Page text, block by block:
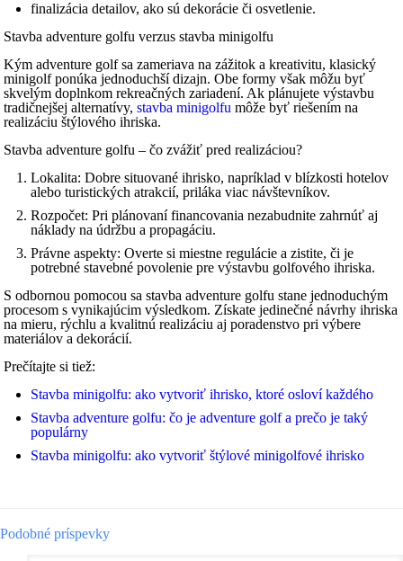
finalizácia detailov, ako sú dekorácie či osvetlenie.
Stavba adventure golfu verzus stavba minigolfu
Kým adventure golf sa zameriava na zážitok a kreativitu, klasický
minigolf ponúka jednoduchší dizajn. Obe formy však môžu byť
skvelým doplnkom rekreačných zariadení. Ak plánujete výstavbu
tradičnejšej alternatívy,stavba minigolfu môže byť riešením na
realizáciu štýlového ihriska.
Stavba adventure golfu – čo zvážiť pred realizáciou?
Lokalita: Dobre situované ihrisko, napríklad v blízkosti hotelov
alebo turistických atrakcií, priláka viac návštevníkov.
Rozpočet: Pri plánovaní financovania nezabudnite zahrnúť aj
náklady na údržbu a propagáciu.
Právne aspekty: Overte si miestne regulácie a zistite, či je
potrebné stavebné povolenie pre výstavbu golfového ihriska.
S odbornou pomocou sa stavba adventure golfu stane jednoduchým
procesom s vynikajúcim výsledkom. Získate jedinečné návrhy ihriska
na mieru, rýchlu a kvalitnú realizáciu aj poradenstvo pri výbere
materiálov a dekorácií.
Prečítajte si tiež:
Stavba minigolfu: ako vytvoriť ihrisko, ktoré osloví každého
Stavba adventure golfu: čo je adventure golf a prečo je taký
populárny
Stavba minigolfu: ako vytvoriť štýlové minigolfové ihrisko
Podobné príspevky